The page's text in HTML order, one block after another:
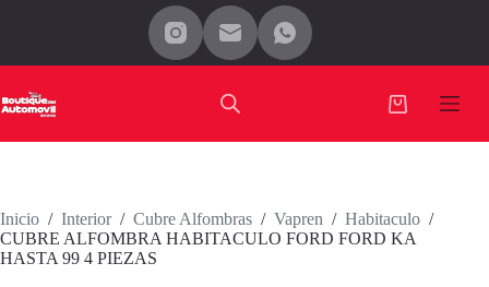
Carro
Inicio / Interior / Cubre Alfombras / Vapren / Habitaculo /
CUBRE ALFOMBRA HABITACULO FORD FORD KA
HASTA 99 4 PIEZAS